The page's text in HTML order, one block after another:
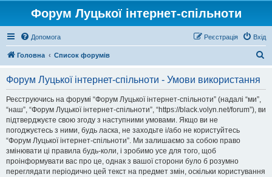
Форум Луцької інтернет-спільноти
Допомога Вхід
Реєстрація
Головна Список форумів
Форум Луцької інтернет-спільноти - Умови використання
Реєструючись на форумі “Форум Луцької інтернет-спільноти” (надалі “ми”,
“наш”, “Форум Луцької інтернет-спільноти”, “https://black.volyn.net/forum”), ви
підтверджуєте свою згоду з наступними умовами. Якщо ви не
погоджуєтесь з ними, будь ласка, не заходьте і/або не користуйтесь
“Форум Луцької інтернет-спільноти”. Ми залишаємо за собою право
змінювати ці правила будь-коли, і зробимо усе для того, щоб
проінформувати вас про це, однак з вашої сторони було б розумно
переглядати періодично цей текст на предмет змін, оскільки користування